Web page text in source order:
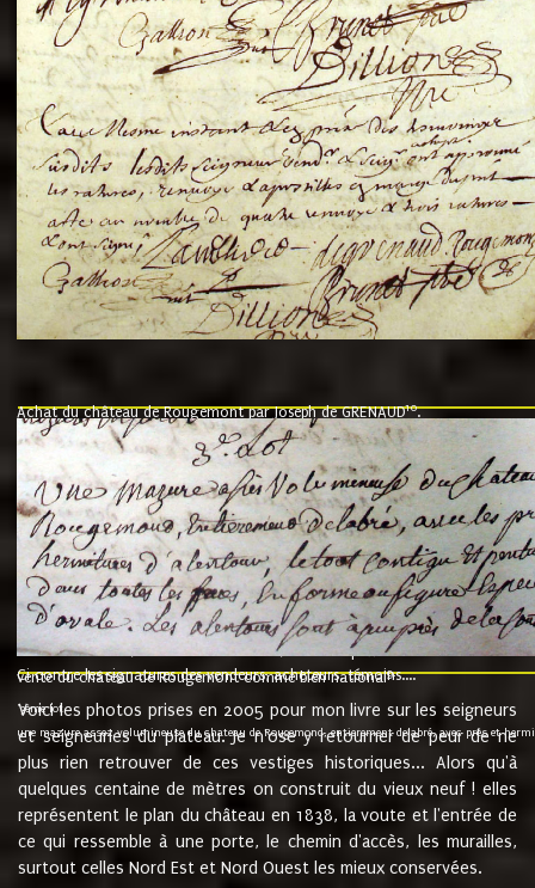
Achat du château de Rougemont par Joseph de GRENAUD10.
"l'an mil six cent soixante treze le ving neuvième jour du mois de
nommé fut présent Messire Claude Guillaume de Moyriat chevalier baron
vend, purement simplement et irrevocablement a monseigneur monsieur
et chavannes conseiller du roy au parlement de Bourgogne, present et
que le dit seigneur Baron de la Vellière a sur ses hommes, indivisables et
de la Velliere tout ainsi et comme le dit seigneur Baron et ses
présent......"
suivent les rentes, donation des terriers, etc... au prix de 880 livre louis
Ci contre les signatures des vendeurs, acheteurs, témoins....
vente du château de Rougemont comme bien national9.
"3ème lot
une mazure assez volumineuse du chateau de Rougemond, entierement delabré, avec près et
Voici les photos prises en 2005 pour mon livre sur les seigneurs
et seigneuries du plateau. Je n'ose y retourner de peur de ne
plus rien retrouver de ces vestiges historiques... Alors qu'à
quelques centaine de mètres on construit du vieux neuf ! elles
représentent le plan du château en 1838, la voute et l'entrée de
ce qui ressemble à une porte, le chemin d'accès, les murailles,
surtout celles Nord Est et Nord Ouest les mieux conservées.